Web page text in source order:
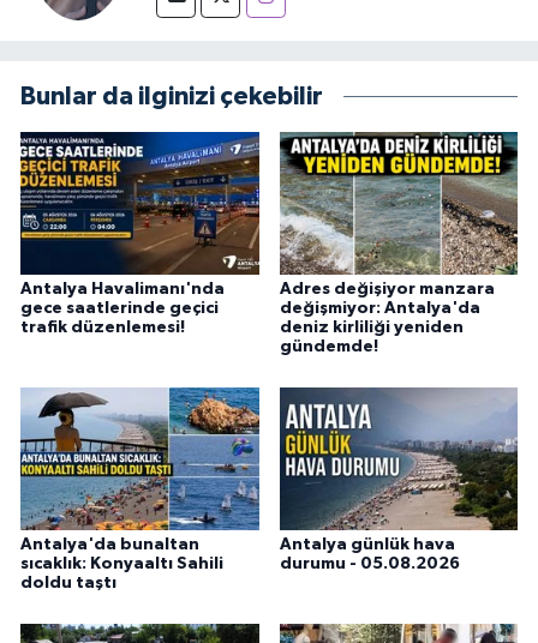
Bunlar da ilginizi çekebilir
Antalya Havalimanı'nda
gece saatlerinde geçici
trafik düzenlemesi!
Adres değişiyor manzara
değişmiyor: Antalya'da
deniz kirliliği yeniden
gündemde!
Antalya'da bunaltan
sıcaklık: Konyaaltı Sahili
doldu taştı
Antalya günlük hava
durumu - 05.08.2026